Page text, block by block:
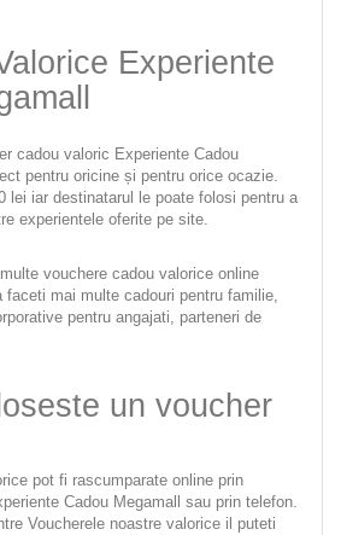
Experiente
cadou valoric Experiente Cadou
pentru oricine și pentru orice ocazie.
lei iar destinatarul le poate folosi pentru a
experientele oferite pe site.
vouchere cadou valorice online
mai multe cadouri pentru familie,
pentru angajati, parteneri de
un voucher
pot fi rascumparate online prin
Cadou Megamall sau prin telefon.
Voucherele noastre valorice il puteti